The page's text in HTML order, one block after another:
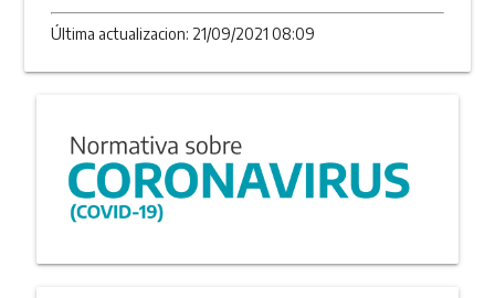
Última actualizacion: 21/09/2021 08:09